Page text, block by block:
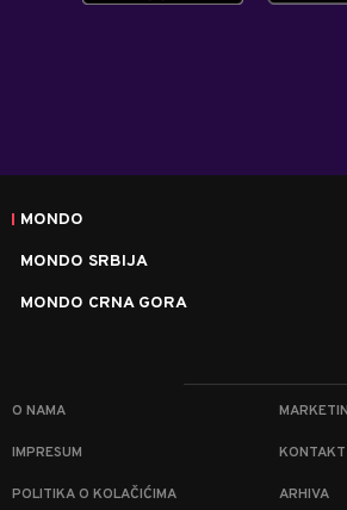
MONDO
MONDO SRBIJA
MONDO CRNA GORA
O NAMA
IMPRESUM KONTAKT
POLITIKA O KOLAČIĆIMA ARHIVA